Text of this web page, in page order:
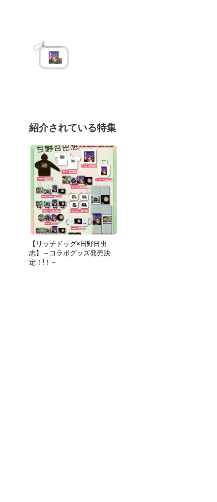
紹介されている特集
【リッチドッグ×日野日出
志】～コラボグッズ発売決
定！!！～